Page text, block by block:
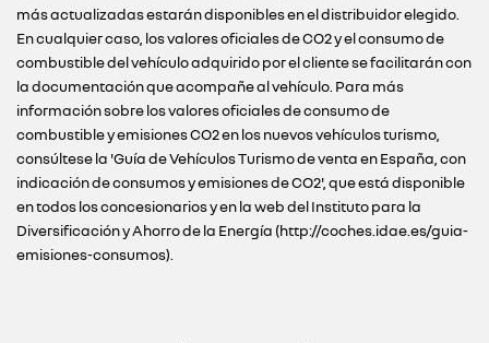
más actualizadas estarán disponibles en el distribuidor elegido.
En cualquier caso, los valores oficiales de CO2 y el consumo de
combustible del vehículo adquirido por el cliente se facilitarán con
la documentación que acompañe al vehículo. Para más
información sobre los valores oficiales de consumo de
combustible y emisiones CO2 en los nuevos vehículos turismo,
consúltese la 'Guía de Vehículos Turismo de venta en España, con
indicación de consumos y emisiones de CO2', que está disponible
en todos los concesionarios y en la web del Instituto para la
Diversificación y Ahorro de la Energía (http://coches.idae.es/guia-
emisiones-consumos).